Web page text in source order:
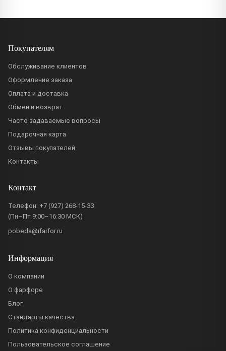
Покупателям
Обслуживание клиентов
Оформление заказа
Оплата и доставка
Обмен и возврат
Часто задаваемые вопросы
Подарочная карта
Отзывы покупателей
Контакты
Контакт
Телефон: +7 (927) 268-15-33
(Пн–Пт 9:00–16:30 МСК)
pobeda@ifarfor.ru
Информация
О компании
О фарфоре
Блог
Стандарты качества
Политика конфиденциальности
Пользовательское соглашение